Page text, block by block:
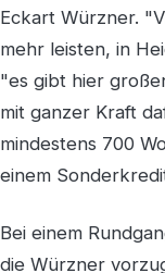
Eckart Würzner.
mehr leisten, in
"es gibt hier
mit ganzer Kraft
mindestens 700
einem
Bei einem
die Würzner